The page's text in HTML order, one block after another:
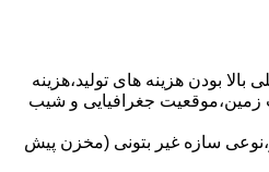
بودن هزینه های تولید،هزینه
جغرافیایی و شیب
سازه غیر بتونی (مخزن پیش